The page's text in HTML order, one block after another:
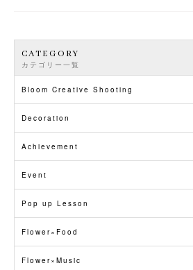
CATEGORY
カテゴリー一覧
Bloom Creative Shooting
Decoration
Achievement
Event
Pop up Lesson
Flower×Food
Flower×Music